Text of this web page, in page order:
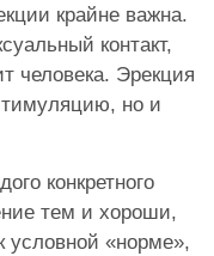
крайне важна.
контакт,
человека. Эрекция
но и
конкретного
тем и хороши,
условной «норме»,